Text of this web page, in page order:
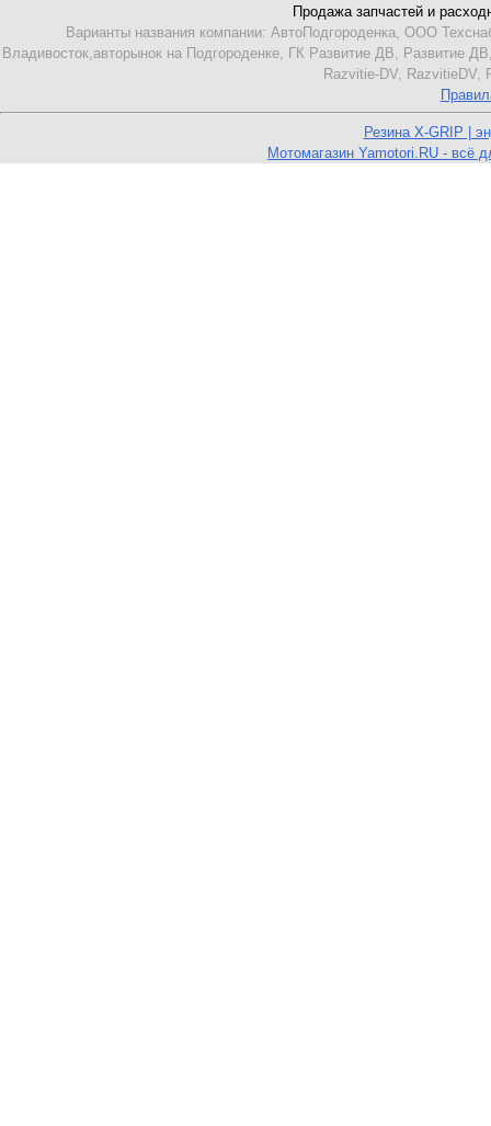
Продажа запчастей и
Варианты названия компании: АвтоПодгороденка, ООО
Владивосток,авторынок на Подгороденке, ГК Развитие ДВ,
Razvitie-DV, RazvitieDV,
Резина X-GRIP |
Мотомагазин Yamotori.RU - всё